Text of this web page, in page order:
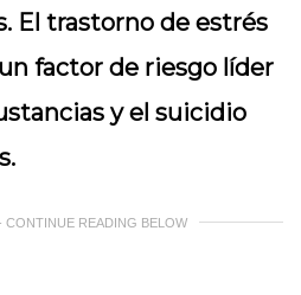
El trastorno de estrés
factor de riesgo líder
y el suicidio
CONTINUE READING BELOW